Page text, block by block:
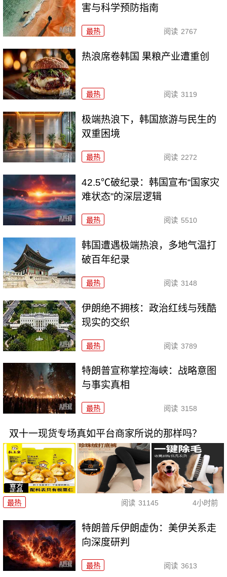
害与科学预防指南
最热 阅读 2767
热浪席卷韩国 果粮产业遭重创
最热 阅读 3119
极端热浪下，韩国旅游与民生的
双重困境
最热 阅读 2272
42.5℃破纪录：韩国宣布“国家灾
难状态”的深层逻辑
最热 阅读 5510
韩国遭遇极端热浪，多地气温打
破百年纪录
最热 阅读 3148
伊朗绝不拥核：政治红线与残酷
现实的交织
最热 阅读 3789
特朗普宣称掌控海峡：战略意图
与事实真相
最热 阅读 3158
双十一现货专场真如平台商家所说的那样吗？
最热 阅读 31145 4小时前
特朗普斥伊朗虚伪：美伊关系走
向深度研判
最热 阅读 3613